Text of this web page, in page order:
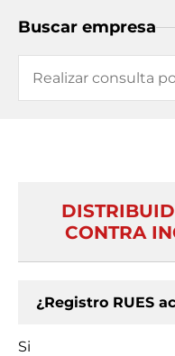
Buscar empresa
CONTRA
¿Registro RUES
Si